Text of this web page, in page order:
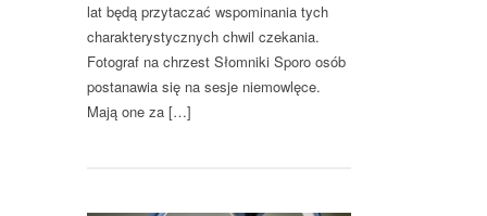
lat będą przytaczać wspominania tych
charakterystycznych chwil czekania.
Fotograf na chrzest Słomniki Sporo osób
postanawia się na sesje niemowlęce.
Mają one za […]